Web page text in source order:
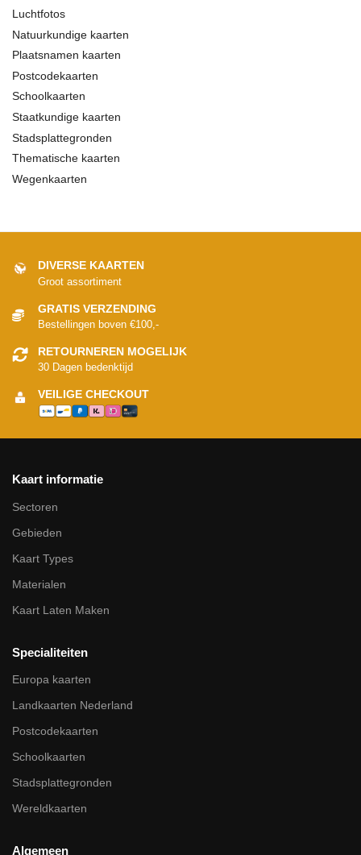
Luchtfotos
Natuurkundige kaarten
Plaatsnamen kaarten
Postcodekaarten
Schoolkaarten
Staatkundige kaarten
Stadsplattegronden
Thematische kaarten
Wegenkaarten
DIVERSE KAARTEN
Groot assortiment
GRATIS VERZENDING
Bestellingen boven €100,-
RETOURNEREN MOGELIJK
30 Dagen bedenktijd
VEILIGE CHECKOUT
Kaart informatie
Sectoren
Gebieden
Kaart Types
Materialen
Kaart Laten Maken
Specialiteiten
Europa kaarten
Landkaarten Nederland
Postcodekaarten
Schoolkaarten
Stadsplattegronden
Wereldkaarten
Algemeen